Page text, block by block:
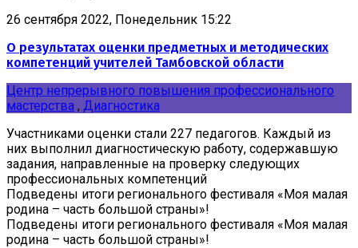
26 сентября 2022, Понедельник 15:22
О результатах оценки предметных и методических
компетенций учителей Тамбовской области
Центр непрерывного повышения профессионального
мастерства , Диагностика
Участниками оценки стали 227 педагогов. Каждый из
них выполнил диагностическую работу, содержавшую
задания, направленные на проверку следующих
профессиональных компетенций
Подведены итоги регионального фестиваля «Моя малая
родина – часть большой страны»!
Подведены итоги регионального фестиваля «Моя малая
родина – часть большой страны»!